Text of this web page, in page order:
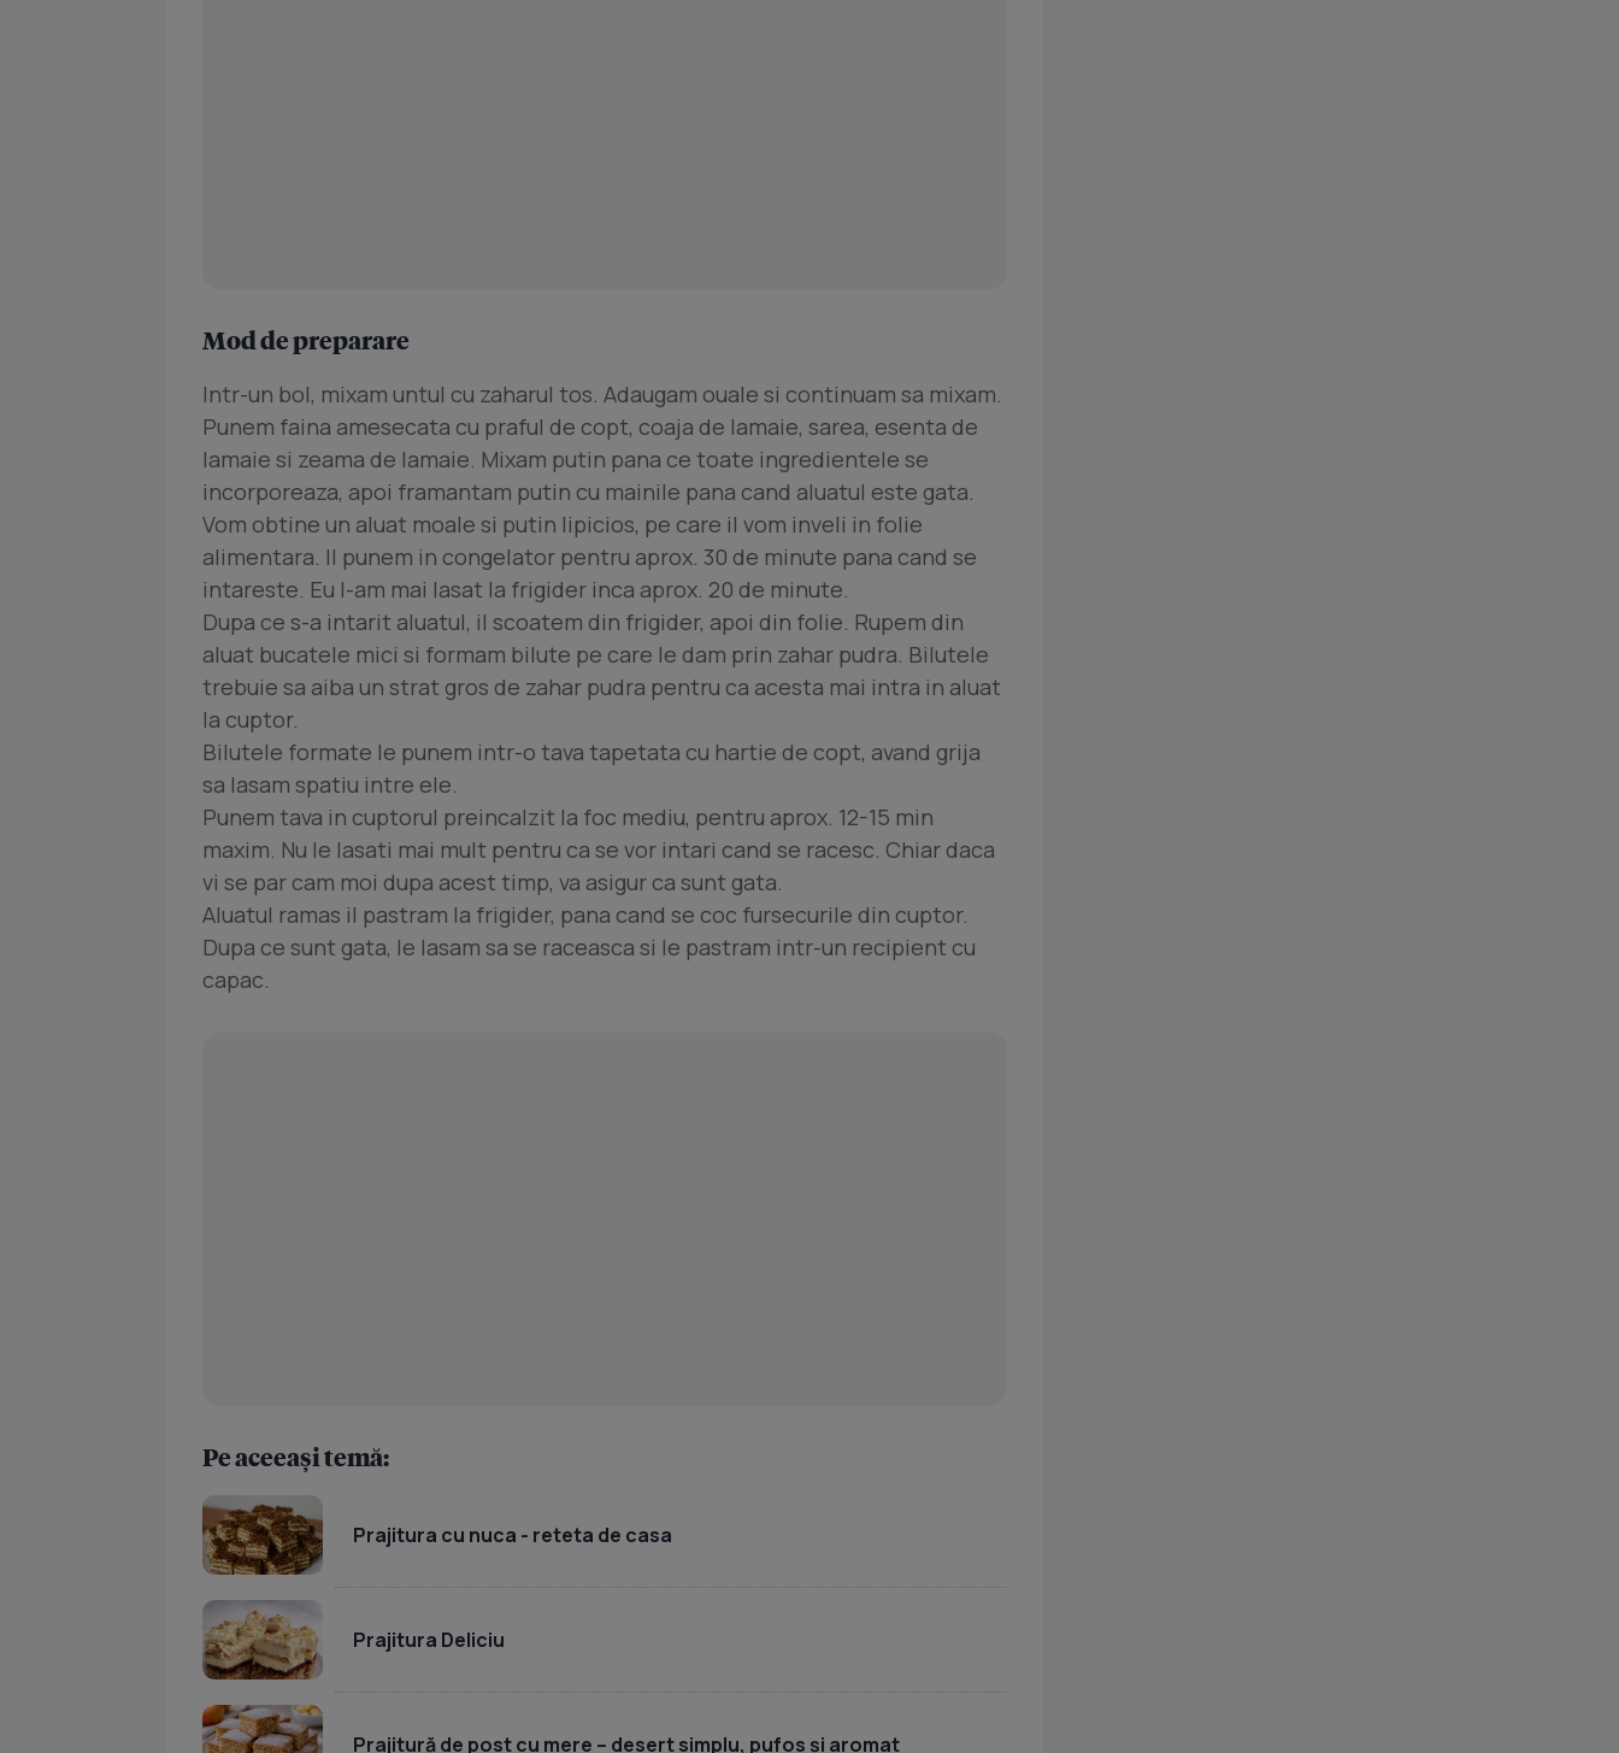
Mod de preparare
Intr-un bol, mixam untul cu zaharul tos. Adaugam ouale si continuam sa mixam.
Punem faina amesecata cu praful de copt, coaja de lamaie, sarea, esenta de
lamaie si zeama de lamaie. Mixam putin pana ce toate ingredientele se
incorporeaza, apoi framantam putin cu mainile pana cand aluatul este gata.
Vom obtine un aluat moale si putin lipicios, pe care il vom inveli in folie
alimentara. Il punem in congelator pentru aprox. 30 de minute pana cand se
intareste. Eu l-am mai lasat la frigider inca aprox. 20 de minute.
Dupa ce s-a intarit aluatul, il scoatem din frigider, apoi din folie. Rupem din
aluat bucatele mici si formam bilute pe care le dam prin zahar pudra. Bilutele
trebuie sa aiba un strat gros de zahar pudra pentru ca acesta mai intra in aluat
la cuptor.
Bilutele formate le punem intr-o tava tapetata cu hartie de copt, avand grija
sa lasam spatiu intre ele.
Punem tava in cuptorul preincalzit la foc mediu, pentru aprox. 12-15 min
maxim. Nu le lasati mai mult pentru ca se vor intari cand se racesc. Chiar daca
vi se par cam moi dupa acest timp, va asigur ca sunt gata.
Aluatul ramas il pastram la frigider, pana cand se coc fursecurile din cuptor.
Dupa ce sunt gata, le lasam sa se raceasca si le pastram intr-un recipient cu
capac.
Pe aceeași temă:
Prajitura cu nuca - reteta de casa
Prajitura Deliciu
Prajitură de post cu mere – desert simplu, pufos și aromat